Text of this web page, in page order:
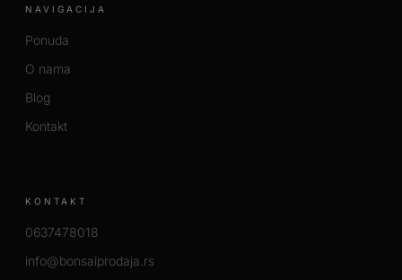
NAVIGACIJA
Ponuda
O nama
Blog
Kontakt
KONTAKT
0637478018
info@bonsaiprodaja.rs